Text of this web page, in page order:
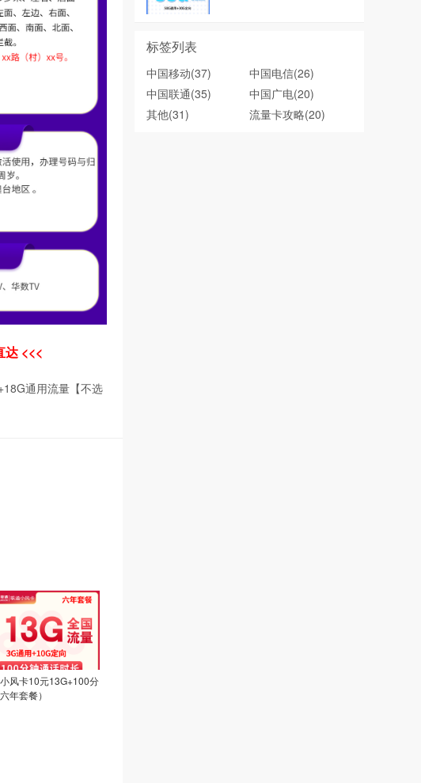
达 <<<
通用流量【不选
风卡10元13G+100分
年套餐）
标签列表
中国移动(37) 中国电信(26)
中国联通(35) 中国广电(20)
其他(31) 流量卡攻略(20)